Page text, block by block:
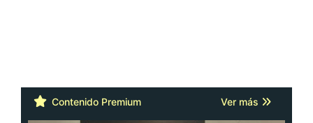
Contenido Premium Ver más